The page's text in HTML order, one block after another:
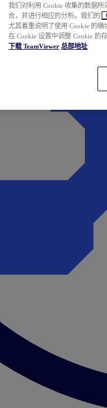
我们对利用 Cookie 收集的数据
合，并进行相应的分析。我们的
尤其着重说明了使用 Cookie 的
在 Cookie 设置中调整 Cookie 的存
下载 TeamViewer 总部地址